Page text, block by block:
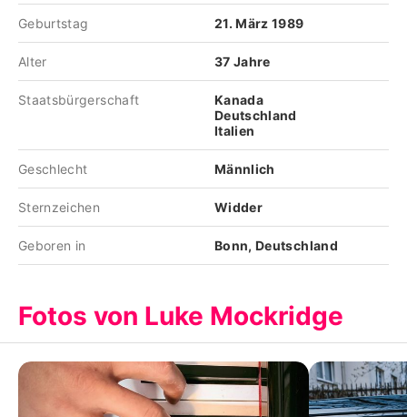
Geburtstag 21. März 1989
Alter 37 Jahre
Staatsbürgerschaft
Kanada
Deutschland
Italien
Geschlecht Männlich
Sternzeichen Widder
Geboren in Bonn, Deutschland
Fotos von Luke Mockridge